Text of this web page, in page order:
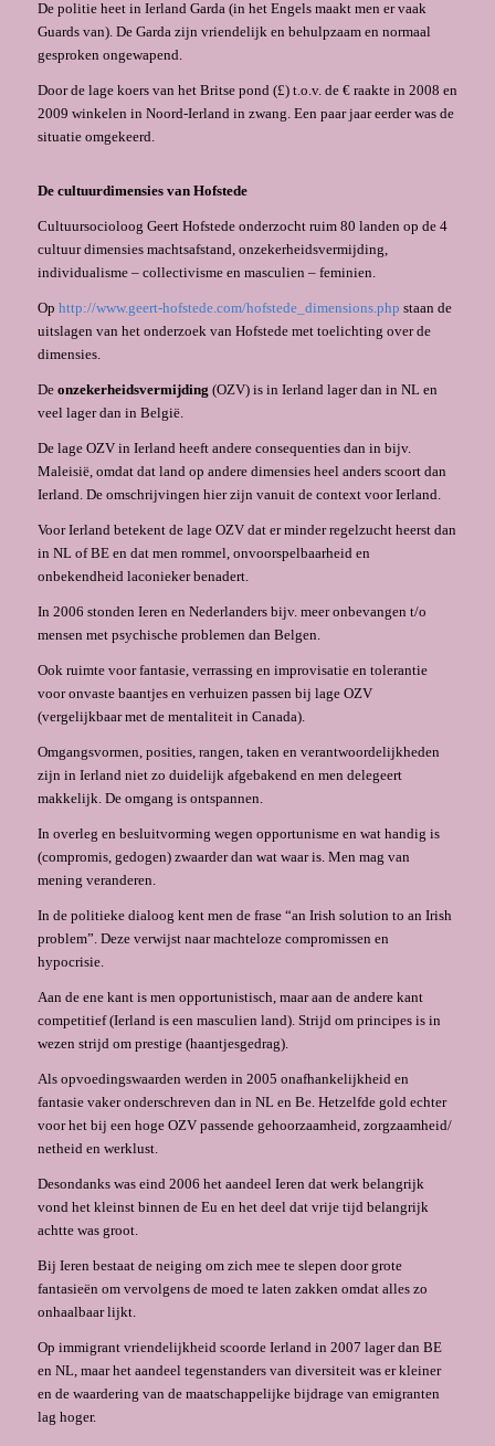
De politie heet in Ierland Garda (in het Engels maakt men er vaak
Guards van). De Garda zijn vriendelijk en behulpzaam en normaal
gesproken ongewapend.
Door de lage koers van het Britse pond (£) t.o.v. de € raakte in 2008 en
2009 winkelen in Noord-Ierland in zwang. Een paar jaar eerder was de
situatie omgekeerd.
De cultuurdimensies van Hofstede
Cultuursocioloog Geert Hofstede onderzocht ruim 80 landen op de 4
cultuur dimensies machtsafstand, onzekerheidsvermijding,
individualisme – collectivisme en masculien – feminien.
Op http://www.geert-hofstede.com/hofstede_dimensions.php staan de
uitslagen van het onderzoek van Hofstede met toelichting over de
dimensies.
De onzekerheidsvermijding (OZV) is in Ierland lager dan in NL en
veel lager dan in België.
De lage OZV in Ierland heeft andere consequenties dan in bijv.
Maleisië, omdat dat land op andere dimensies heel anders scoort dan
Ierland. De omschrijvingen hier zijn vanuit de context voor Ierland.
Voor Ierland betekent de lage OZV dat er minder regelzucht heerst dan
in NL of BE en dat men rommel, onvoorspelbaarheid en
onbekendheid laconieker benadert.
In 2006 stonden Ieren en Nederlanders bijv. meer onbevangen t/o
mensen met psychische problemen dan Belgen.
Ook ruimte voor fantasie, verrassing en improvisatie en tolerantie
voor onvaste baantjes en verhuizen passen bij lage OZV
(vergelijkbaar met de mentaliteit in Canada).
Omgangsvormen, posities, rangen, taken en verantwoordelijkheden
zijn in Ierland niet zo duidelijk afgebakend en men delegeert
makkelijk. De omgang is ontspannen.
In overleg en besluitvorming wegen opportunisme en wat handig is
(compromis, gedogen) zwaarder dan wat waar is. Men mag van
mening veranderen.
In de politieke dialoog kent men de frase “an Irish solution to an Irish
problem”. Deze verwijst naar machteloze compromissen en
hypocrisie.
Aan de ene kant is men opportunistisch, maar aan de andere kant
competitief (Ierland is een masculien land). Strijd om principes is in
wezen strijd om prestige (haantjesgedrag).
Als opvoedingswaarden werden in 2005 onafhankelijkheid en
fantasie vaker onderschreven dan in NL en Be. Hetzelfde gold echter
voor het bij een hoge OZV passende gehoorzaamheid, zorgzaamheid/
netheid en werklust.
Desondanks was eind 2006 het aandeel Ieren dat werk belangrijk
vond het kleinst binnen de Eu en het deel dat vrije tijd belangrijk
achtte was groot.
Bij Ieren bestaat de neiging om zich mee te slepen door grote
fantasieën om vervol­gens de moed te laten zakken omdat alles zo
onhaalbaar lijkt.
Op immigrant vriendelijkheid scoorde Ierland in 2007 lager dan BE
en NL, maar het aandeel tegenstanders van diversiteit was er kleiner
en de waardering van de maatschappelijke bijdrage van emigranten
lag hoger.